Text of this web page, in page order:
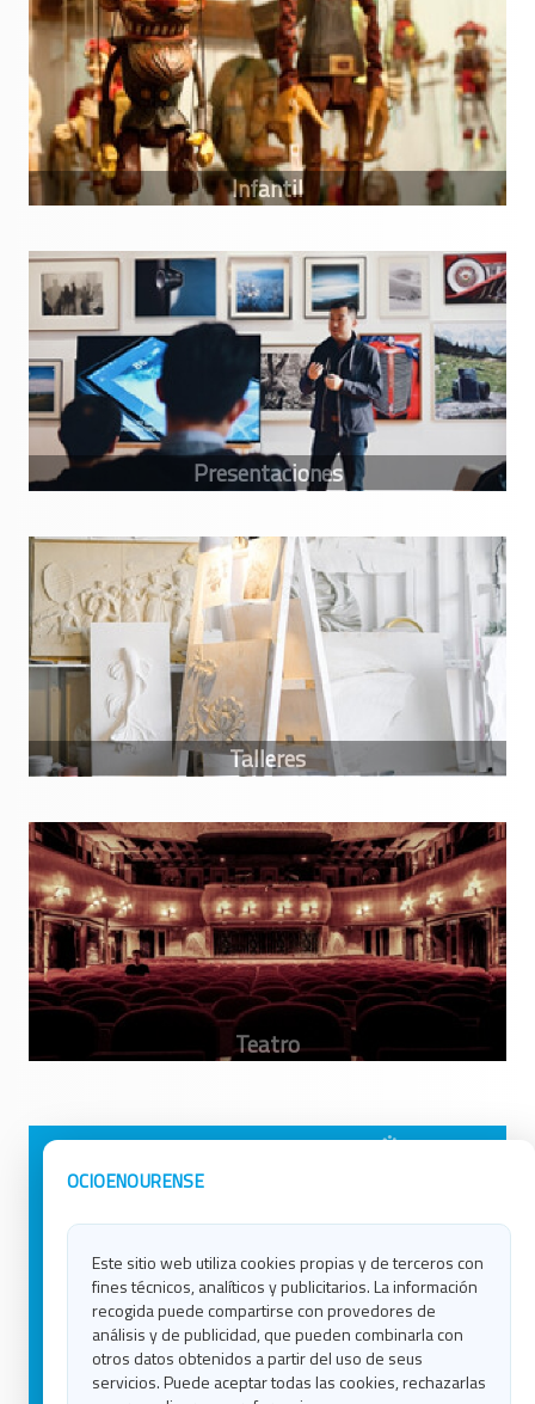
OCIOENOURENSE
Este sitio web utiliza cookies propias y de terceros con
fines técnicos, analíticos y publicitarios. La información
recogida puede compartirse con provedores de
análisis y de publicidad, que pueden combinarla con
otros datos obtenidos a partir del uso de seus
servicios. Puede aceptar todas las cookies, rechazarlas
Avisos Legales
Contacto
Política de Cookies
Ocio en Lugo
Ocio en Ourense
Ocio en Pontevedra
Ocio en Santiago
Ocio en Vigo